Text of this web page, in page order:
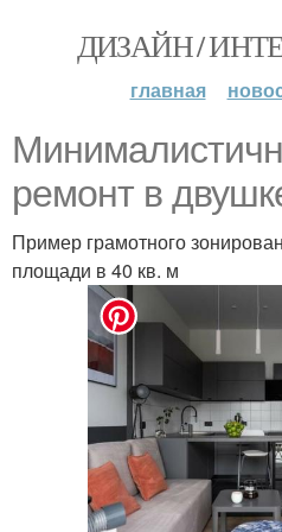
ДИЗАЙН /
главная
ремонт в
Пример грамотного
площади в 40 кв. м